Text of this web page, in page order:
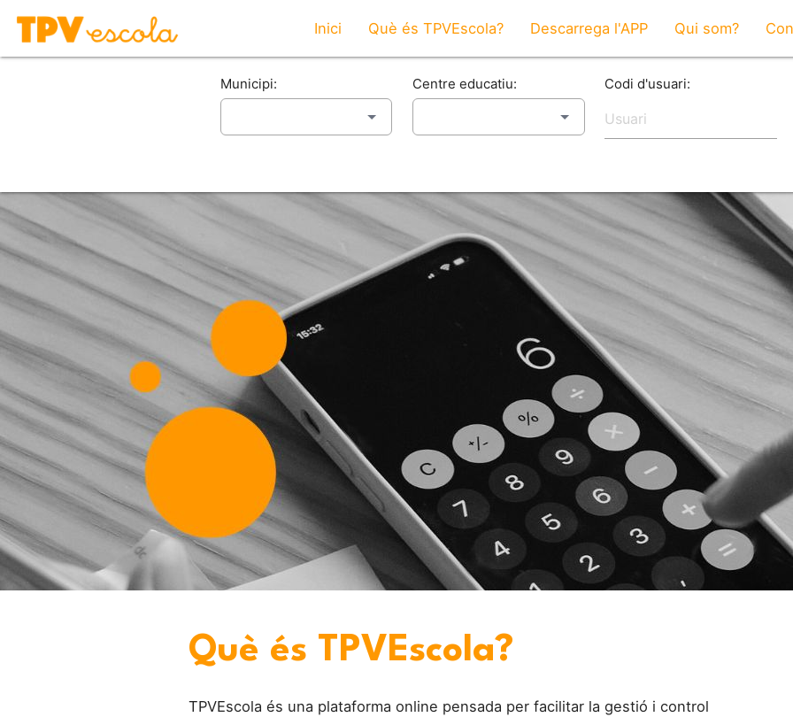
Inici Què és TPVEscola? Descarrega l'APP Qui som?
Municipi: Centre educatiu: Codi d'usuari:
Què és TPVEscola?
TPVEscola és una plataforma online pensada per facilitar la gestió i control